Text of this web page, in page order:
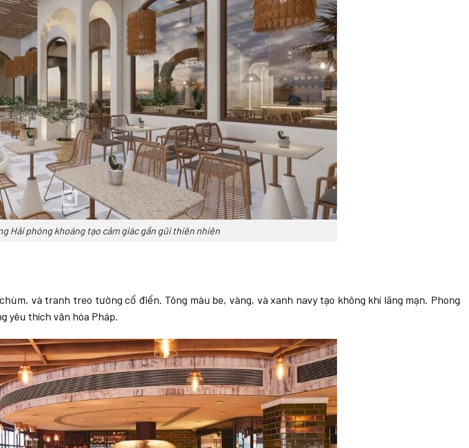
Hải phóng khoáng tạo cảm giác gần gũi thiên nhiên
và tranh treo tường cổ điển. Tông màu be, vàng, và xanh navy tạo không khí lãng mạn. Phong
yêu thích văn hóa Pháp.